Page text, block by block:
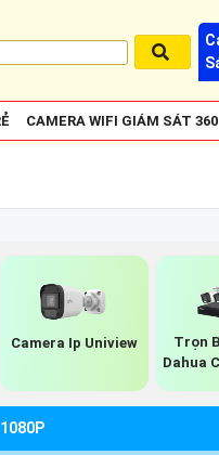
CAMERA WIFI GIÁM SÁT 360
Camera Ip Uniview
Trọn
Dahua